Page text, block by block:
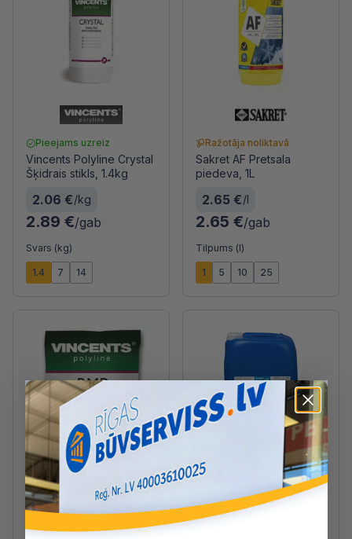
Pieejams uzreiz
Vincents Polyline Crystal
Šķidrais stikls, 1.4kg
2.06 €/kg
2.89 €/gab
Svars (kg)
1.4 7 14
Ražotāja noliktavā
Sakret AF Pretsala
piedeva, 1L
2.65 €/l
2.65 €/gab
Tilpums (l)
1 5 10 25
Ražotāja noliktavā
Vincents Polyline BMP
Ražotāja noliktavā